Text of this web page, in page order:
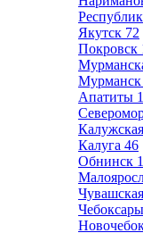
Якутск 72
Покровск
Мурманск
Апатиты
Калуга 46
Обнинск
Чебоксары